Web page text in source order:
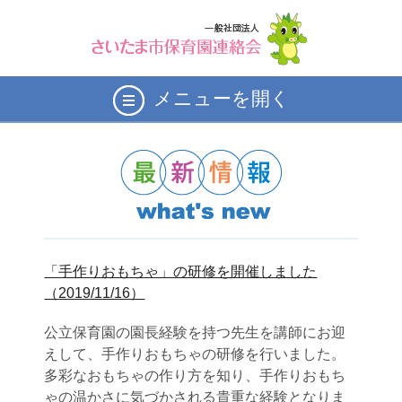
メニューを開く
「手作りおもちゃ」の研修を開催しました
（2019/11/16）
公立保育園の園長経験を持つ先生を講師にお迎
えして、手作りおもちゃの研修を行いました。
多彩なおもちゃの作り方を知り、手作りおもち
ゃの温かさに気づかされる貴重な経験となりま